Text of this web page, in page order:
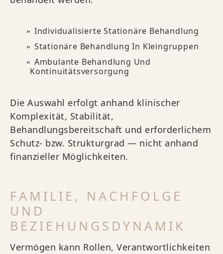
Individualisierte Stationäre Behandlung
Stationäre Behandlung In Kleingruppen
Ambulante Behandlung Und
Kontinuitätsversorgung
Die Auswahl erfolgt anhand klinischer
Komplexität, Stabilität,
Behandlungsbereitschaft und erforderlichem
Schutz- bzw. Strukturgrad — nicht anhand
finanzieller Möglichkeiten.
FAMILIE, NACHFOLGE
UND
BEZIEHUNGSDYNAMIK
Vermögen kann Rollen, Verantwortlichkeiten